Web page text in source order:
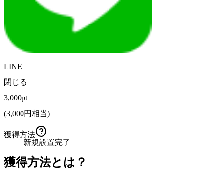
LINE
閉じる
3,000pt
(3,000円相当)
獲得方法
新規設置完了
獲得方法とは？